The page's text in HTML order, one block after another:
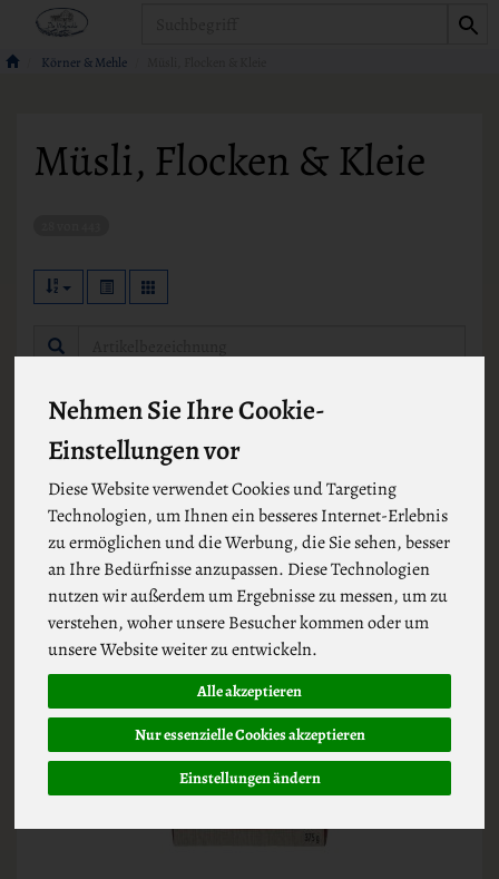
Nehmen Sie Ihre Cookie-
Einstellungen vor
Diese Website verwendet Cookies und Targeting
Technologien, um Ihnen ein besseres Internet-Erlebnis
zu ermöglichen und die Werbung, die Sie sehen, besser
an Ihre Bedürfnisse anzupassen. Diese Technologien
nutzen wir außerdem um Ergebnisse zu messen, um zu
verstehen, woher unsere Besucher kommen oder um
unsere Website weiter zu entwickeln.
Alle akzeptieren
Nur essenzielle Cookies akzeptieren
Einstellungen ändern
Körner & Mehle
Müsli, Flocken & Kleie